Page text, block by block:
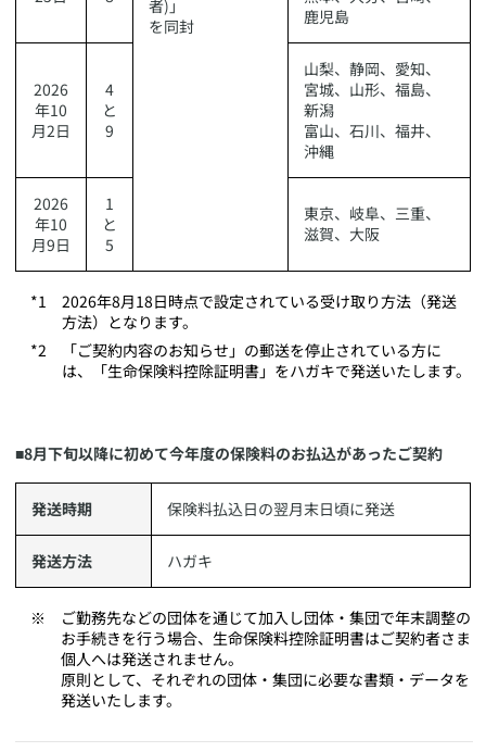
者)」
を同封
鹿児島
​2026
年10
月2日
​4
と
9
​山梨、静岡、愛知、
宮城、山形、福島、
新潟
富山、石川、福井、
沖縄
​2026
年10
月9日
​1
と
5
​東京、岐阜、三重、
滋賀、大阪
​2026年8月18日時点で設定されている受け取り方法（発送
方法）となります。
​「ご契約内容のお知らせ」の郵送を停止されている方に
は、「生命保険料控除証明書」をハガキで発送いたします。
​■​8月下旬以降に初めて今年度の保険料のお払込があったご契約
発送時期 ​保険料払込日の翌月末日頃に発送
発送方法 ​ハガキ
​ご勤務先などの団体を通じて加入し団体・集団で年末調整の
お手続きを行う場合、生命保険料控除証明書はご契約者さま
個人へは発送されません。
原則として、それぞれの団体・集団に必要な書類・データを
発送いたします。